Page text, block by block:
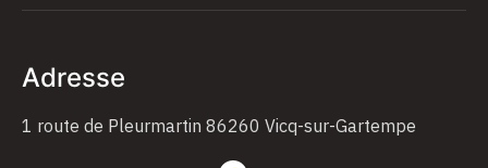
Adresse
1 route de Pleurmartin 86260 Vicq-sur-Gartempe